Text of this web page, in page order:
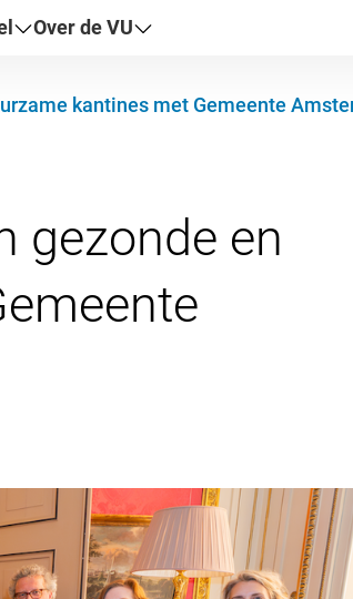
Over de VU
kantines met Gemeente
gezonde en